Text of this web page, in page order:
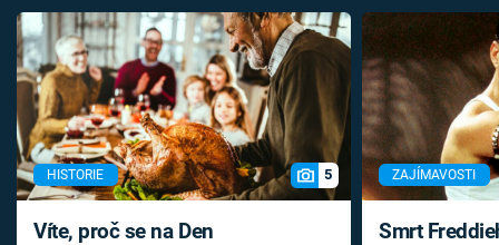
HISTORIE 5
Víte, proč se na Den
ZAJÍMAVOSTI
Smrt